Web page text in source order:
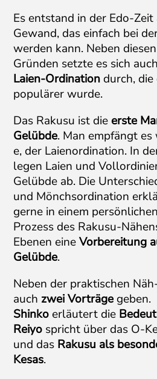
Es entstand in der Edo-Zeit
Gewand, das einfach bei
werden kann. Neben
Gründen setzte es sich
Laien-Ordinationdurch,
populärer wurde.
Das Rakusu ist die erste
Gelübde. Man empfängt
e, der Laienordination. In
legen Laien und
Gelübde ab. Die
und Mönchsordination
gerne in einem
Prozess des Rakusu-
Ebenen eineVorbereitung
Gelübde.
Neben der praktischen
auch zwei Vorträge geben.
Shinkoerläutert die
Reiyo spricht über das O-
und das Rakusu als
Kesas.